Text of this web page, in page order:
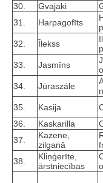
30.
Gvajaki
31.
Harpagofīts
32. Īlekss
33.
Jasmīns
34. Jūraszāle
35. Kasija
36.
Kaskarilla
37.
Kazene,
zilganā
38.
Kliņģerīte,
ārstniecības